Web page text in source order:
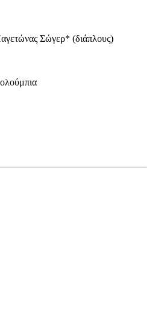
Σώγερ* (διάπλους)